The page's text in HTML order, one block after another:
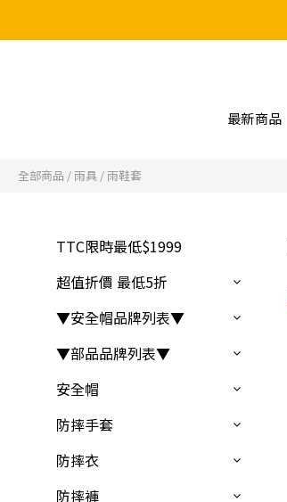
最新商品
全部商品 /雨具 /雨鞋套
TTC限時最低$1999
超值折價 最低5折
▼安全帽品牌列表▼
▼部品品牌列表▼
安全帽
防摔手套
防摔衣
防摔褲